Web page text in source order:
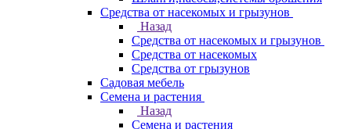
Средства от насекомых и грызунов
Назад
Средства от насекомых и грызунов
Средства от насекомых
Средства от грызунов
Садовая мебель
Семена и растения
Назад
Семена и растения